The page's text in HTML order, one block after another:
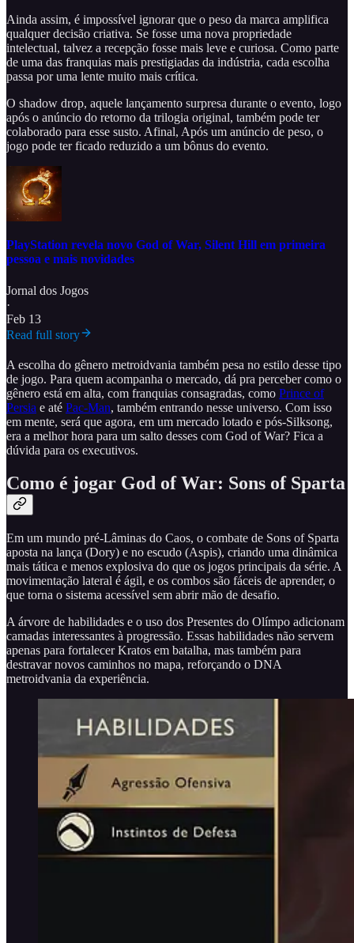
Ainda assim, é impossível ignorar que o peso da marca amplifica
qualquer decisão criativa. Se fosse uma nova propriedade
intelectual, talvez a recepção fosse mais leve e curiosa. Como parte
de uma das franquias mais prestigiadas da indústria, cada escolha
passa por uma lente muito mais crítica.
O shadow drop, aquele lançamento surpresa durante o evento, logo
após o anúncio do retorno da trilogia original, também pode ter
colaborado para esse susto. Afinal, Após um anúncio de peso, o
jogo pode ter ficado reduzido a um bônus do evento.
PlayStation revela novo God of War, Silent Hill em primeira
pessoa e mais novidades
Jornal dos Jogos
·
Feb 13
Read full story
A escolha do gênero metroidvania também pesa no estilo desse tipo
de jogo. Para quem acompanha o mercado, dá pra perceber como o
gênero está em alta, com franquias consagradas, como Prince of
Persia e até Pac-Man, também entrando nesse universo. Com isso
em mente, será que agora, em um mercado lotado e pós-Silksong,
era a melhor hora para um salto desses com God of War? Fica a
dúvida para os executivos.
Como é jogar God of War: Sons of Sparta
Em um mundo pré-Lâminas do Caos, o combate de Sons of Sparta
aposta na lança (Dory) e no escudo (Aspis), criando uma dinâmica
mais tática e menos explosiva do que os jogos principais da série. A
movimentação lateral é ágil, e os combos são fáceis de aprender, o
que torna o sistema acessível sem abrir mão de desafio.
A árvore de habilidades e o uso dos Presentes do Olímpo adicionam
camadas interessantes à progressão. Essas habilidades não servem
apenas para fortalecer Kratos em batalha, mas também para
destravar novos caminhos no mapa, reforçando o DNA
metroidvania da experiência.